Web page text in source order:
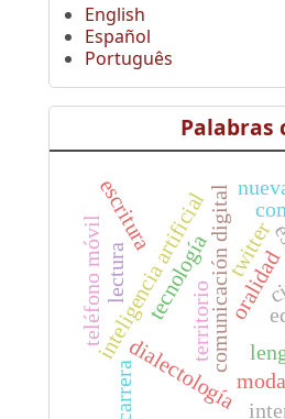
English
Español
Português
Palabras
tecnologíacomunicación digital
inteligencia artificial
lectura
escritura
oralidad
dialectología
twitter
teléfono móvil territorio
carrera